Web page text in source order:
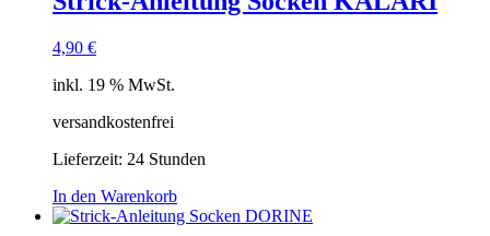
4,90 €
inkl. 19 % MwSt.
versandkostenfrei
Lieferzeit: 24 Stunden
In den Warenkorb